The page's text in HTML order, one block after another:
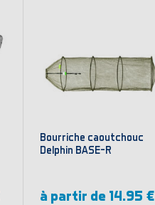
Bourriche caoutchouc
Delphin BASE-R
à partir de 14.95 €